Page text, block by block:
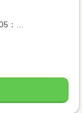
：...